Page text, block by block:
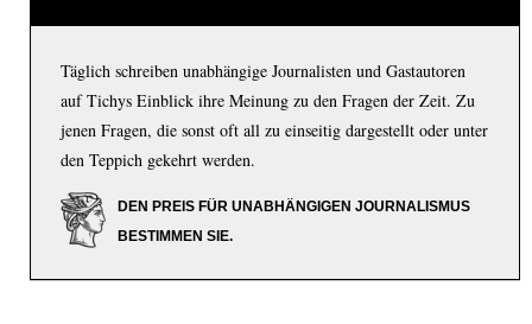
Täglich schreiben unabhängige Journalisten und Gastautoren
auf Tichys Einblick ihre Meinung zu den Fragen der Zeit. Zu
jenen Fragen, die sonst oft all zu einseitig dargestellt oder unter
den Teppich gekehrt werden.
DEN PREIS FÜR UNABHÄNGIGEN JOURNALISMUS
BESTIMMEN SIE.